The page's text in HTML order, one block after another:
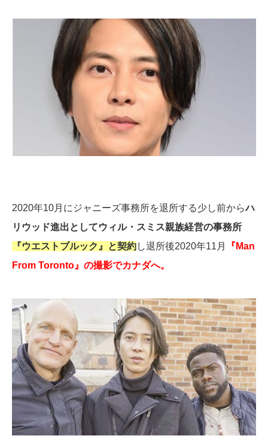
2020年10月にジャニーズ事務所を退所する少し前からハ
リウッド進出としてウィル・スミス親族経営の事務所
『ウエストブルック』と契約し退所後2020年11月
『Man
From Toronto』の撮影でカナダへ。